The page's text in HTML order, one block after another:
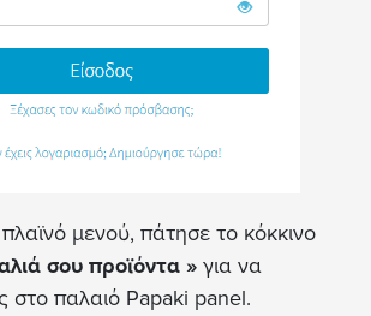
μενού, πάτησε το κόκκινο
σου προϊόντα » για να
στο παλαιό Papaki panel.